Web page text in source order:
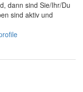
dann sind Sie/Ihr/Du
sind aktiv und